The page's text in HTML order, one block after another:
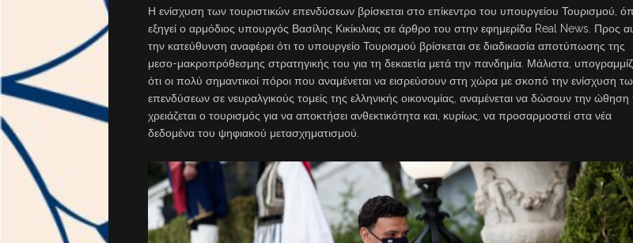
Η ενίσχυση των τουριστικών επενδύσεων βρίσκεται στο επίκεντρο του υπουργείου Τουρισμού,
εξηγεί ο αρμόδιος υπουργός Βασίλης Κικίκιλιας σε άρθρο του στην εφημερίδα Real News. Προς
την κατεύθυνση αναφέρει ότι το υπουργείο Τουρισμού βρίσκεται σε διαδικασία αποτύπωσης της
μεσο-μακροπρόθεσμης στρατηγικής του για τη δεκαετία μετά την πανδημία. Μάλιστα,
ότι οι πολύ σημαντικοί πόροι που αναμένεται να εισρεύσουν στη χώρα με σκοπό την ενίσχυση
επενδύσεων σε νευραλγικούς τομείς της ελληνικής οικονομίας, αναμένεται να δώσουν την
χρειάζεται ο τουρισμός για να αποκτήσει ανθεκτικότητα και, κυρίως, να προσαρμοστεί στα νέα
δεδομένα του ψηφιακού μετασχηματισμού.